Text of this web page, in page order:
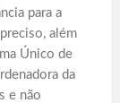
para a
além
Único de
da
e não